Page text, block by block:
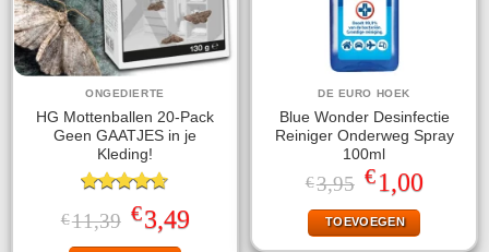
ONGEDIERTE
HG Mottenballen 20-Pack
Geen GAATJES in je
Kleding!
Gewaardeerd
4.63uit 5
€11,39 Oorspronkelijke
prijs
was:
€3,49Huidige
prijs
DE EURO HOEK
Blue Wonder Desinfectie
Reiniger Onderweg Spray
100ml
€3,95 Oorspronkelijke
prijs
was:
€3,95.
€1,00Huidige
prijs
is:
TOEVOEGEN